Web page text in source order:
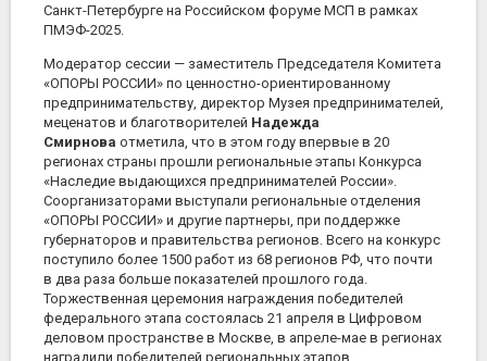
Санкт-Петербурге на Российском форуме МСП в рамках
ПМЭФ-2025.
Модератор сессии — заместитель Председателя Комитета
«ОПОРЫ РОССИИ» по ценностно-ориентированному
предпринимательству, директор Музея предпринимателей,
меценатов и благотворителей Надежда
Смирнова отметила, что в этом году впервые в 20
регионах страны прошли региональные этапы Конкурса
«Наследие выдающихся предпринимателей России».
Соорганизаторами выступали региональные отделения
«ОПОРЫ РОССИИ» и другие партнеры, при поддержке
губернаторов и правительства регионов. Всего на конкурс
поступило более 1500 работ из 68 регионов РФ, что почти
в два раза больше показателей прошлого года.
Торжественная церемония награждения победителей
федерального этапа состоялась 21 апреля в Цифровом
деловом пространстве в Москве, в апреле-мае в регионах
наградили победителей региональных этапов.